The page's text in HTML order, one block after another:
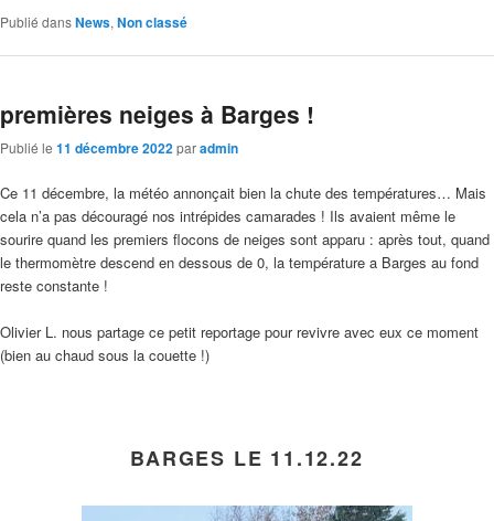
Publié dansNews, Non classé
premières neiges à Barges !
Publié le 11 décembre 2022paradmin
Ce 11 décembre, la météo annonçait bien la chute des températures… Mais
cela n’a pas découragé nos intrépides camarades ! Ils avaient même le
sourire quand les premiers flocons de neiges sont apparu : après tout, quand
le thermomètre descend en dessous de 0, la température a Barges au fond
reste constante !
Olivier L. nous partage ce petit reportage pour revivre avec eux ce moment
(bien au chaud sous la couette !)
BARGES LE 11.12.22